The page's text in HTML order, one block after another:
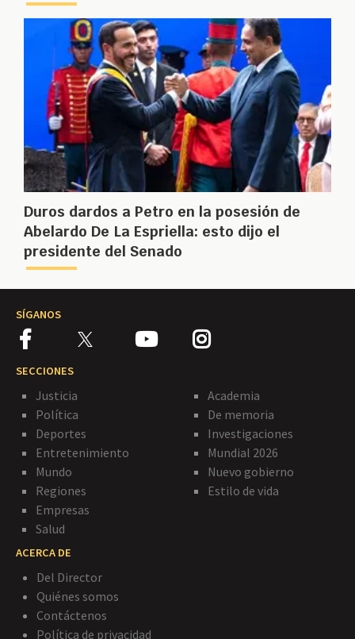
Duros dardos a Petro en la posesión de
Abelardo De La Espriella: esto dijo el
presidente del Senado
SÍGANOS
SECCIONES
Justicia
Política
Deportes
Entretenimiento
Mundo
Regiones
Empresas
Salud
Academia
De memoria
Investigaciones
Mundial 2026
Nuevo gobierno
Estilo de vida
ACERCA DE
Del Director
Quiénes somos
Contáctenos
Política de privacidad